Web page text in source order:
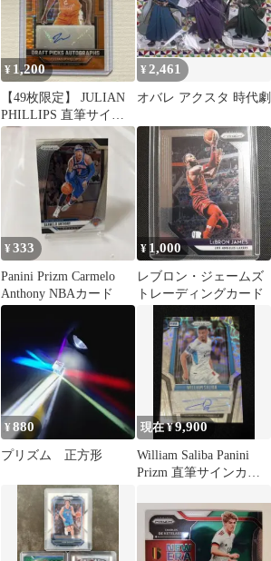
¥ 1,200
【49枚限定】 JULIAN
PHILLIPS 直筆サイン
カード
¥ 2,461
オバレ アクスタ 時代劇
¥333
Panini Prizm Carmelo
Anthony NBAカード
¥ 1,000
レブロン・ジェームズ
トレーディングカード
¥880
プリズム 正方形
現在 ¥9,900
William Saliba Panini
Prizm 直筆サインカー